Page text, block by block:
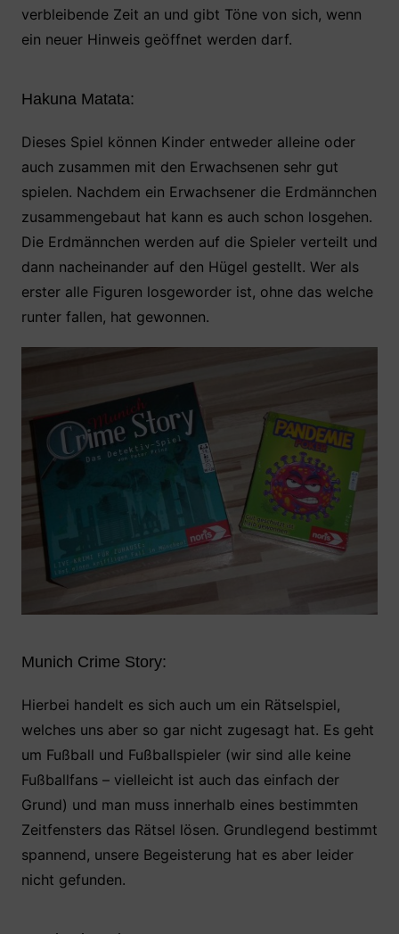
verbleibende Zeit an und gibt Töne von sich, wenn
ein neuer Hinweis geöffnet werden darf.
Hakuna Matata:
Dieses Spiel können Kinder entweder alleine oder
auch zusammen mit den Erwachsenen sehr gut
spielen. Nachdem ein Erwachsener die Erdmännchen
zusammengebaut hat kann es auch schon losgehen.
Die Erdmännchen werden auf die Spieler verteilt und
dann nacheinander auf den Hügel gestellt. Wer als
erster alle Figuren losgeworder ist, ohne das welche
runter fallen, hat gewonnen.
Munich Crime Story:
Hierbei handelt es sich auch um ein Rätselspiel,
welches uns aber so gar nicht zugesagt hat. Es geht
um Fußball und Fußballspieler (wir sind alle keine
Fußballfans – vielleicht ist auch das einfach der
Grund) und man muss innerhalb eines bestimmten
Zeitfensters das Rätsel lösen. Grundlegend bestimmt
spannend, unsere Begeisterung hat es aber leider
nicht gefunden.